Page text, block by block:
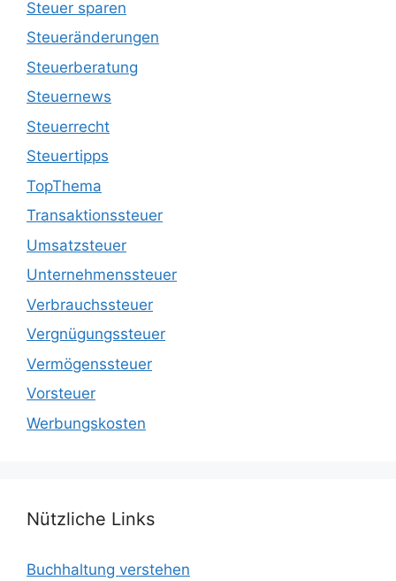
Steuer sparen
Steueränderungen
Steuerberatung
Steuernews
Steuerrecht
Steuertipps
TopThema
Transaktionssteuer
Umsatzsteuer
Unternehmenssteuer
Verbrauchssteuer
Vergnügungssteuer
Vermögenssteuer
Vorsteuer
Werbungskosten
Nützliche Links
Buchhaltung verstehen